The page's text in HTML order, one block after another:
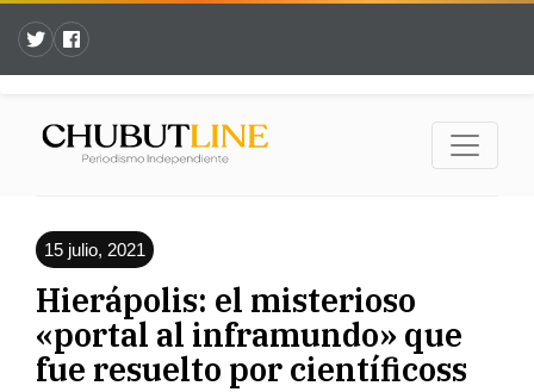
15 julio, 2021
Hierápolis: el misterioso
«portal al inframundo» que
fue resuelto por científicoss